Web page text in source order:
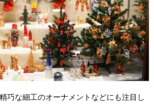
巧な細工のオーナメントなどにも注目し